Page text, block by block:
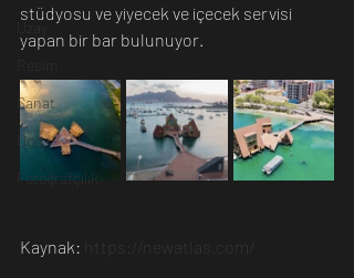
Sanat
Doğa
Fotoğrafçılık
stüdyosu ve yiyecek ve içecek servisi
yapan bir bar bulunuyor.
Kaynak: https://newatlas.com/